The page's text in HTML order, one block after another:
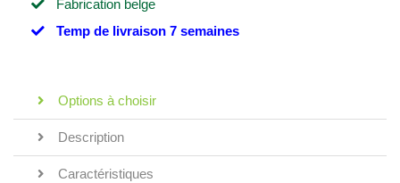
Fabrication belge
Temp de livraison 7 semaines
Options à choisir
Description
Caractéristiques